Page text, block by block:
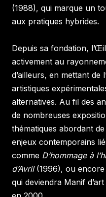
(1988), qui marque un
aux pratiques hybrides.
Depuis sa fondation,
activement au
d’ailleurs, en mettant de
artistiques
alternatives. Au fil des
de nombreuses
thématiques abordant
enjeux contemporains
comme D’hommage à
d’Avril(1996), ou encore
qui deviendra Manif